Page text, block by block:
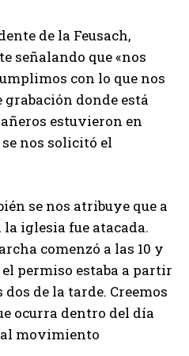
de la Feusach,
señalando que «nos
con lo que nos
donde está
estuvieron en
nos solicitó el
se nos atribuye que a
iglesia fue atacada.
comenzó a las 10 y
permiso estaba a partir
de la tarde. Creemos
ocurra dentro del día
al movimiento